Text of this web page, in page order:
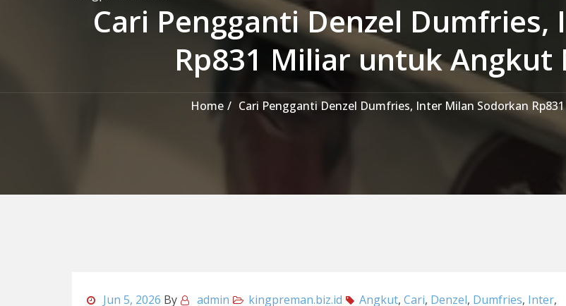
Cari Pengganti Denzel
Rp831 Miliar untuk Angkut
Home Cari Pengganti Denzel Dumfries, Inter Milan Sodorkan
Jun 5, 2026 By admin kingpreman.biz.id Angkut, Cari, Denzel, Dumfries, Inter,